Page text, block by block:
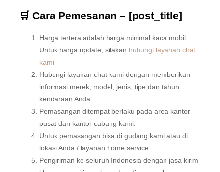
🛒 Cara Pemesanan – [post_title]
Harga tertera adalah harga minimal kaca mobil.
Untuk harga update, silakan hubungi layanan chat
kami
Hubungi layanan chat kami dengan memberikan
informasi merek, model, jenis, tipe dan tahun
kendaraan Anda.
Pemasangan ditempat berlaku pada area kantor
pusat dan kantor cabang kami.
Untuk pemasangan bisa di gudang kami atau di
lokasi Anda / layanan home service.
Pengiriman ke seluruh Indonesia dengan jasa kirim